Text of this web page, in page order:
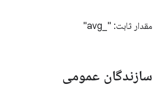
مقدار ثابت: "_avg"
سازندگان عمومی